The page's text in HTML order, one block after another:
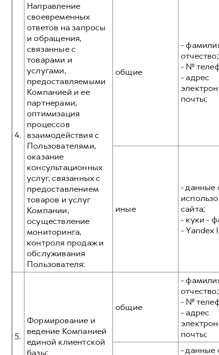
4.
Направление
своевременных
ответов на запросы
и обращения,
связанные с
товарами и
услугами,
предоставляемыми
Компанией и ее
партнерами,
оптимизация
процессов
взаимодействия с
Пользователями,
оказание
консультационных
услуг, связанных с
предоставлением
товаров и услуг
Компании,
осуществление
мониторинга,
контроля продаж и
обслуживания
Пользователя:
общие
-
отчество;
- №
- адрес
почты;
иные
- данные
сайта;
- куки -
- Yandex
5.
Формирование и
ведение Компанией
единой клиентской
базы:
общие
-
отчество;
- №
- адрес
почты;
- данные